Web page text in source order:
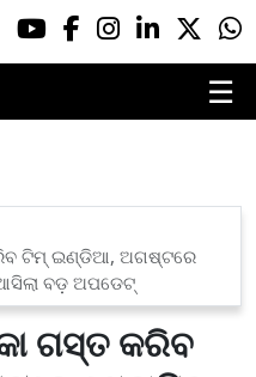
☰
ଟିମ୍ ଇଣ୍ଡିଆ, ଅଗଷ୍ଟରେ
ବଡ଼ ଅପଡେଟ୍
ଗସ୍ତ କରିବ